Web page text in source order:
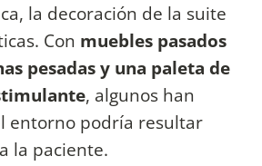
la decoración de la suite
Con muebles pasados
pesadas y una paleta de
, algunos han
entorno podría resultar
la paciente.